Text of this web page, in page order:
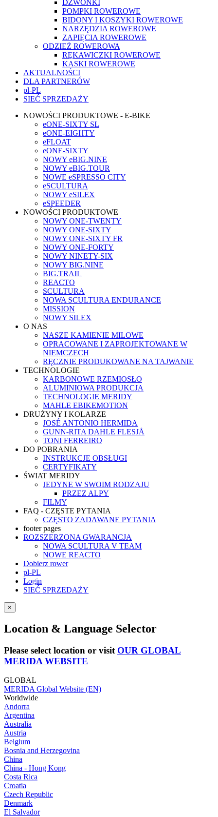
DZWONKI
POMPKI ROWEROWE
BIDONY I KOSZYKI ROWEROWE
NARZĘDZIA ROWEROWE
ZAPIĘCIA ROWEROWE
ODZIEŻ ROWEROWA
RĘKAWICZKI ROWEROWE
KASKI ROWEROWE
AKTUALNOŚCI
DLA PARTNERÓW
pl-PL
SIEĆ SPRZEDAŻY
NOWOŚCI PRODUKTOWE - E-BIKE
eONE-SIXTY SL
eONE-EIGHTY
eFLOAT
eONE-SIXTY
NOWY eBIG.NINE
NOWY eBIG.TOUR
NOWE eSPRESSO CITY
eSCULTURA
NOWY eSILEX
eSPEEDER
NOWOŚCI PRODUKTOWE
NOWY ONE-TWENTY
NOWY ONE-SIXTY
NOWY ONE-SIXTY FR
NOWY ONE-FORTY
NOWY NINETY-SIX
NOWY BIG.NINE
BIG.TRAIL
REACTO
SCULTURA
NOWA SCULTURA ENDURANCE
MISSION
NOWY SILEX
O NAS
NASZE KAMIENIE MILOWE
OPRACOWANE I ZAPROJEKTOWANE W
NIEMCZECH
RĘCZNIE PRODUKOWANE NA TAJWANIE
TECHNOLOGIE
KARBONOWE RZEMIOSŁO
ALUMINIOWA PRODUKCJA
TECHNOLOGIE MERIDY
MAHLE EBIKEMOTION
DRUŻYNY I KOLARZE
JOSÉ ANTONIO HERMIDA
GUNN-RITA DAHLE FLESJÅ
TONI FERREIRO
DO POBRANIA
INSTRUKCJE OBSŁUGI
CERTYFIKATY
ŚWIAT MERIDY
JEDYNE W SWOIM RODZAJU
PRZEZ ALPY
FILMY
FAQ - CZĘSTE PYTANIA
CZĘSTO ZADAWANE PYTANIA
footer pages
ROZSZERZONA GWARANCJA
NOWA SCULTURA V TEAM
NOWE REACTO
Dobierz rower
pl-PL
Login
SIEĆ SPRZEDAŻY
×
Location & Language Selector
Please select location or visit OUR GLOBAL
MERIDA WEBSITE
GLOBAL
MERIDA Global Website (EN)
Worldwide
Andorra
Argentina
Australia
Austria
Belgium
Bosnia and Herzegovina
China
China - Hong Kong
Costa Rica
Croatia
Czech Republic
Denmark
El Salvador